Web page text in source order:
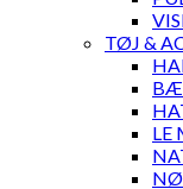
TØJ &
LE